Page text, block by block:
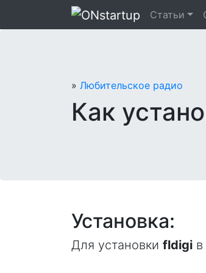
Статьи
» Любительское радио
Как
Установка:
Для установки fldigi